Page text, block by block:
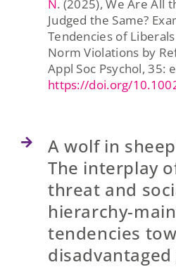
N. (2025), We Are All
Judged the Same?
Tendencies of
Norm Violations by
Appl Soc Psychol, 35:
https://doi.org/
A wolf in
The interplay
threat and
hierarchy-
tendencies